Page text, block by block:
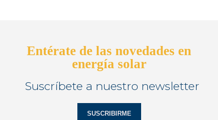
Entérate de las novedades en
energía solar
Suscríbete a nuestro newsletter
SUSCRIBIRME